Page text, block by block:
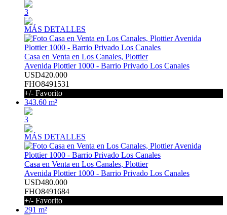
3
MÁS DETALLES
Casa en Venta en Los Canales, Plottier
Avenida Plottier 1000 - Barrio Privado Los Canales
USD420.000
FHO8491531
+/- Favorito
343.60 m²
3
MÁS DETALLES
Casa en Venta en Los Canales, Plottier
Avenida Plottier 1000 - Barrio Privado Los Canales
USD480.000
FHO8491684
+/- Favorito
291 m²